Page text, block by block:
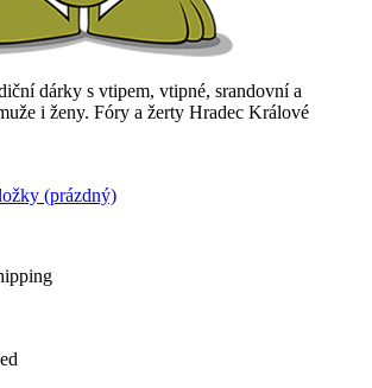
dárky s vtipem, vtipné, srandovní a
i ženy. Fóry a žerty Hradec Králové
(prázdný)